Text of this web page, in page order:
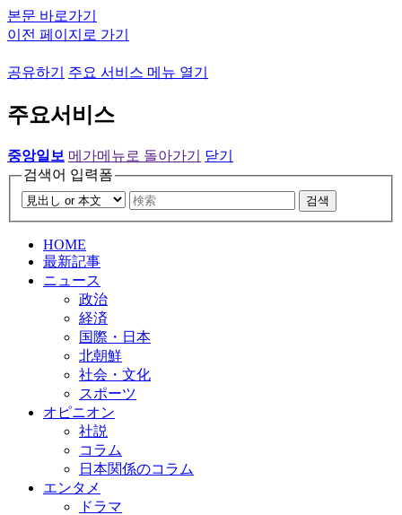
본문 바로가기
이전 페이지로 가기
공유하기 주요 서비스 메뉴 열기
주요서비스
중앙일보 메가메뉴로 돌아가기
닫기
검색어 입력폼
검색
HOME
最新記事
ニュース
政治
経済
国際・日本
北朝鮮
社会・文化
スポーツ
オピニオン
社説
コラム
日本関係のコラム
エンタメ
ドラマ